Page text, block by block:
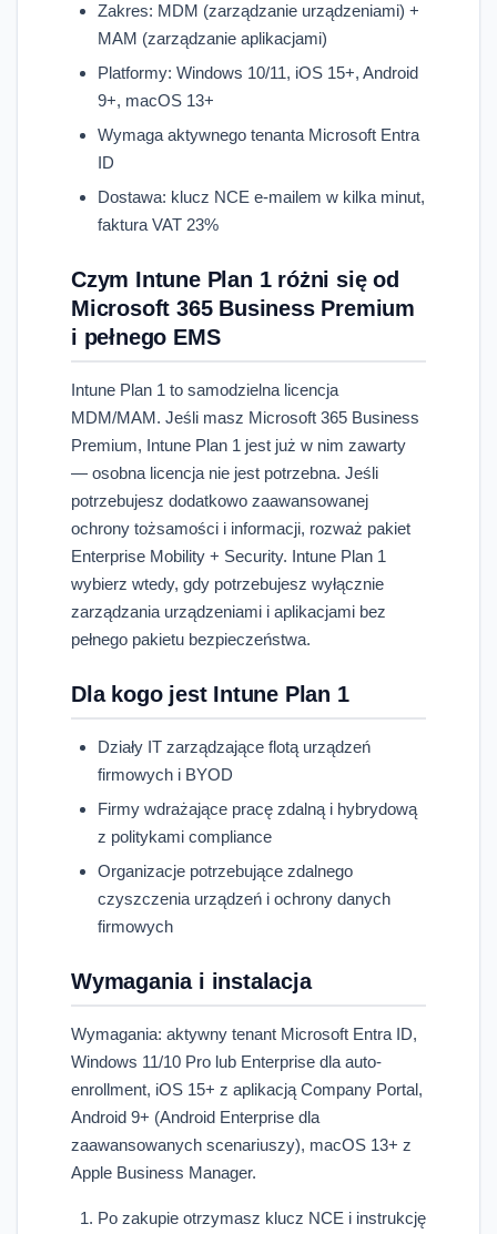
Zakres: MDM (zarządzanie urządzeniami) +
MAM (zarządzanie aplikacjami)
Platformy: Windows 10/11, iOS 15+, Android
9+, macOS 13+
Wymaga aktywnego tenanta Microsoft Entra
ID
Dostawa: klucz NCE e-mailem w kilka minut,
faktura VAT 23%
Czym Intune Plan 1 różni się od
Microsoft 365 Business Premium
i pełnego EMS
Intune Plan 1 to samodzielna licencja
MDM/MAM. Jeśli masz Microsoft 365 Business
Premium, Intune Plan 1 jest już w nim zawarty
— osobna licencja nie jest potrzebna. Jeśli
potrzebujesz dodatkowo zaawansowanej
ochrony tożsamości i informacji, rozważ pakiet
Enterprise Mobility + Security. Intune Plan 1
wybierz wtedy, gdy potrzebujesz wyłącznie
zarządzania urządzeniami i aplikacjami bez
pełnego pakietu bezpieczeństwa.
Dla kogo jest Intune Plan 1
Działy IT zarządzające flotą urządzeń
firmowych i BYOD
Firmy wdrażające pracę zdalną i hybrydową
z politykami compliance
Organizacje potrzebujące zdalnego
czyszczenia urządzeń i ochrony danych
firmowych
Wymagania i instalacja
Wymagania: aktywny tenant Microsoft Entra ID,
Windows 11/10 Pro lub Enterprise dla auto-
enrollment, iOS 15+ z aplikacją Company Portal,
Android 9+ (Android Enterprise dla
zaawansowanych scenariuszy), macOS 13+ z
Apple Business Manager.
Po zakupie otrzymasz klucz NCE i instrukcję